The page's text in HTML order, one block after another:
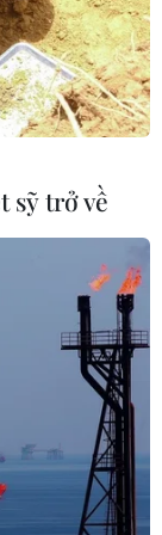
sỹ trở về